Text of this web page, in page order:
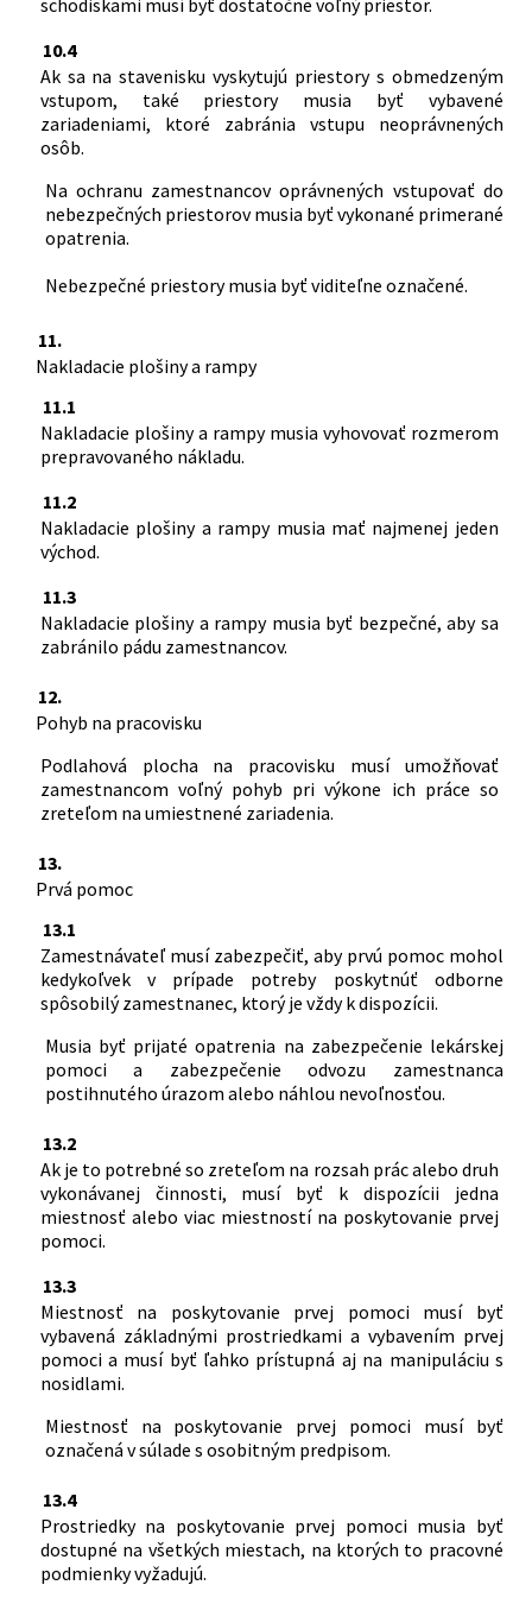
10.4
Ak sa na stavenisku vyskytujú priestory s obmedzeným
vstupom, také priestory musia byť vybavené
zariadeniami, ktoré zabránia vstupu neoprávnených
osôb.
Na ochranu zamestnancov oprávnených vstupovať do
nebezpečných priestorov musia byť vykonané primerané
opatrenia.
Nebezpečné priestory musia byť viditeľne označené.
11.
Nakladacie plošiny a rampy
11.1
Nakladacie plošiny a rampy musia vyhovovať rozmerom
prepravovaného nákladu.
11.2
Nakladacie plošiny a rampy musia mať najmenej jeden
východ.
11.3
Nakladacie plošiny a rampy musia byť bezpečné, aby sa
zabránilo pádu zamestnancov.
12.
Pohyb na pracovisku
Podlahová plocha na pracovisku musí umožňovať
zamestnancom voľný pohyb pri výkone ich práce so
zreteľom na umiestnené zariadenia.
13.
Prvá pomoc
13.1
Zamestnávateľ musí zabezpečiť, aby prvú pomoc mohol
kedykoľvek v prípade potreby poskytnúť odborne
spôsobilý zamestnanec, ktorý je vždy k dispozícii.
Musia byť prijaté opatrenia na zabezpečenie lekárskej
pomoci a zabezpečenie odvozu zamestnanca
postihnutého úrazom alebo náhlou nevoľnosťou.
13.2
Ak je to potrebné so zreteľom na rozsah prác alebo druh
vykonávanej činnosti, musí byť k dispozícii jedna
miestnosť alebo viac miestností na poskytovanie prvej
pomoci.
13.3
Miestnosť na poskytovanie prvej pomoci musí byť
vybavená základnými prostriedkami a vybavením prvej
pomoci a musí byť ľahko prístupná aj na manipuláciu s
nosidlami.
Miestnosť na poskytovanie prvej pomoci musí byť
označená v súlade s osobitným predpisom.
13.4
Prostriedky na poskytovanie prvej pomoci musia byť
dostupné na všetkých miestach, na ktorých to pracovné
podmienky vyžadujú.